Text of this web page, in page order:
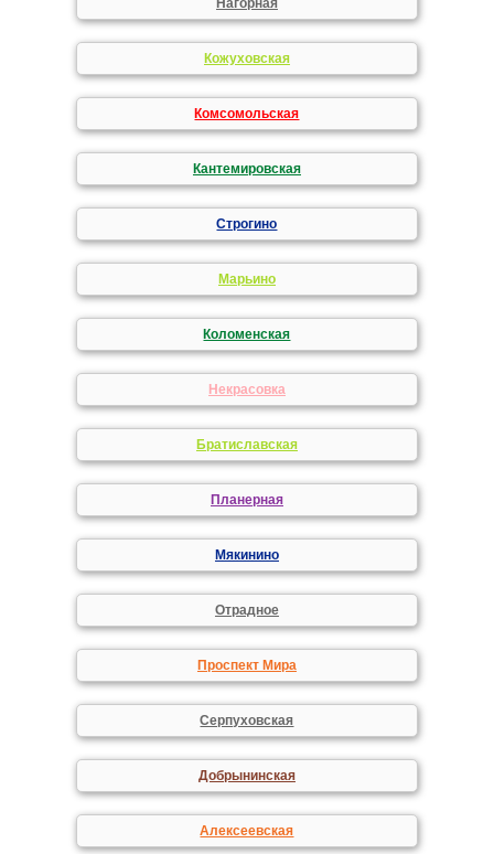
Нагорная
Кожуховская
Комсомольская
Кантемировская
Строгино
Марьино
Коломенская
Некрасовка
Братиславская
Планерная
Мякинино
Отрадное
Проспект Мира
Серпуховская
Добрынинская
Алексеевская